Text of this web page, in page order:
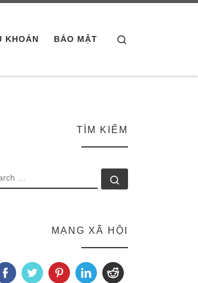
KHOẢN BẢO MẬT
TÌM KIẾM
SEARCH
MẠNG XÃ HỘI